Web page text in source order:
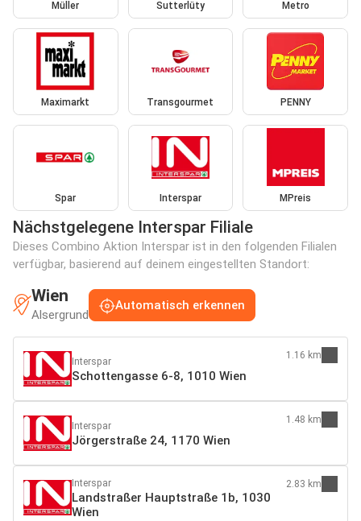
Müller Sutterlüty Metro
Maximarkt Transgourmet PENNY
Spar Interspar MPreis
Nächstgelegene Interspar Filiale
Dieses Combino Aktion Interspar ist in den folgenden Filialen
verfügbar, basierend auf deinem eingestellten Standort:
Wien
Alsergrund
Automatisch erkennen
Interspar
Schottengasse 6-8, 1010 Wien
1.16 km
Interspar
Jörgerstraße 24, 1170 Wien
1.48 km
Interspar
Landstraßer Hauptstraße 1b, 1030
Wien
2.83 km